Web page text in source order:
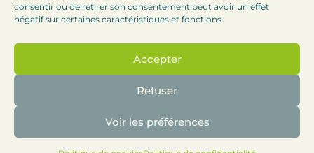
consentir ou de retirer son consentement peut avoir un effet
négatif sur certaines caractéristiques et fonctions.
Accepter
Refuser
Voir les préférences
Horaires
8h30-12h (accueil téléphonique l’après-
midi)
Vendredi : 8h30-12h